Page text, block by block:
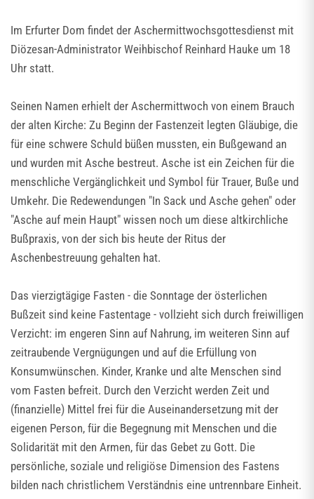
Im Erfurter Dom findet der Aschermittwochsgottesdienst mit
Diözesan-Administrator Weihbischof Reinhard Hauke um 18
Uhr statt.
Seinen Namen erhielt der Aschermittwoch von einem Brauch
der alten Kirche: Zu Beginn der Fastenzeit legten Gläubige, die
für eine schwere Schuld büßen mussten, ein Bußgewand an
und wurden mit Asche bestreut. Asche ist ein Zeichen für die
menschliche Vergänglichkeit und Symbol für Trauer, Buße und
Umkehr. Die Redewendungen "In Sack und Asche gehen" oder
"Asche auf mein Haupt" wissen noch um diese altkirchliche
Bußpraxis, von der sich bis heute der Ritus der
Aschenbestreuung gehalten hat.
Das vierzigtägige Fasten - die Sonntage der österlichen
Bußzeit sind keine Fastentage - vollzieht sich durch freiwilligen
Verzicht: im engeren Sinn auf Nahrung, im weiteren Sinn auf
zeitraubende Vergnügungen und auf die Erfüllung von
Konsumwünschen. Kinder, Kranke und alte Menschen sind
vom Fasten befreit. Durch den Verzicht werden Zeit und
(finanzielle) Mittel frei für die Auseinandersetzung mit der
eigenen Person, für die Begegnung mit Menschen und die
Solidarität mit den Armen, für das Gebet zu Gott. Die
persönliche, soziale und religiöse Dimension des Fastens
bilden nach christlichem Verständnis eine untrennbare Einheit.